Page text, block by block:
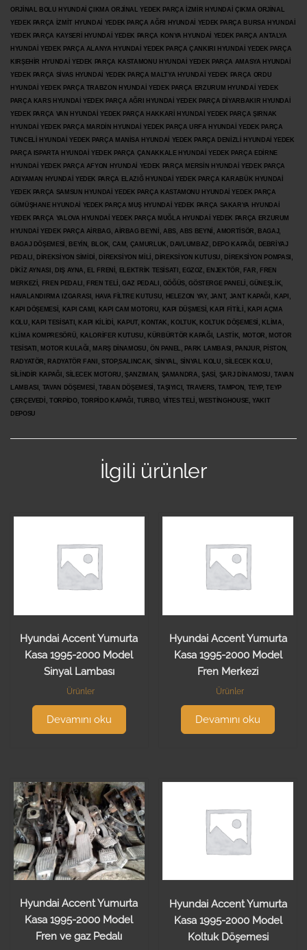
ORJİNAL BOLU HYUNDAİ ÇIKMA ORJİNAL YEDEK PARÇA İZMİR HYUNDAİ ÇIKMA ORJİNAL
YEDEK PARÇA İZMİT HYUNDAİ YEDEK PARÇA AĞRI HYUNDAİ YEDEK PARÇA BURSA HYUNDAİ
YEDEK PARÇA KAYSERİ HYUNDAİ YEDEK PARÇA KONYA HYUNDAİ YEDEK PARÇA ANTALYA
HYUNDAİ YEDEK PARÇA ALANYA HYUNDAİ YEDEK PARÇA ÇANKIRI HYUNDAİ YEDEK PARÇA
KIRŞEHİR HYUNDAİ YEDEK PARÇA KASTAMONU HYUNDAİ YEDEK PARÇA AMASYA HYUNDAİ
YEDEK PARÇA SİVAS HYUNDAİ YEDEK PARÇA MALTYA HYUNDAİ YEDEK PARÇA ORDU
HYUNDAİ YEDEK PARÇA TRABZON HYUNDAİ YEDEK PARÇA ERZURUM HYUNDAİ YEDEK
PARÇA KARS HYUNDAİ YEDEK PARÇA AĞRI HYUNDAİ YEDEK PARÇA DİYARBAKIR HYUNDAİ
YEDEK PARÇA VAN HYUNDAİ YEDEK PARÇA HAKKARİ HYUNDAİ YEDEK PARÇA ŞIRNAK
HYUNDAİ YEDEK PARÇA MARDİN HYUNDAİ YEDEK PARÇA URFA HYUNDAİ YEDEK PARÇA
TUNCELİ HYUNDAİ YEDEK PARÇA MANİSA HYUNDAİ YEDEK PARÇA DENİZLİ HYUNDAİ YEDEK
PARÇA ISPARTA HYUNDAİ YEDEK PARÇA ÇANAKKALE HYUNDAİ YEDEK PARÇA EDİRNE
HYUNDAİ YEDEK PARÇA AFYON HYUNDAİ YEDEK PARÇA MERSİN HYUNDAİ YEDEK PARÇA
ADIYAMAN HYUNDAİ YEDEK PARÇA ELAZIĞ HYUNDAİ YEDEK PARÇA KARABÜK HYUNDAİ
YEDEK PARÇA SAMSUN HYUNDAİ YEDEK PARÇA KASTAMONU HYUNDAİ YEDEK PARÇA
GÜMÜŞHANE HYUNDAİ YEDEK PARÇA MUŞ HYUNDAİ YEDEK PARÇA SAKARYA HYUNDAİ
YEDEK PARÇA YALOVA HYUNDAİ YEDEK PARÇA MUĞLA HYUNDAİ YEDEK PARÇA ERZURUM
HYUNDAİ YEDEK PARÇA AİRBAG, AİRBAG BEYNİ, ABS, ABS BEYNİ, AMORTİSÖR, BAGAJ,
BAGAJ DÖŞEMESİ, BEYİN, BLOK, CAM, ÇAMURLUK, DAVLUMBAZ, DEPO KAPAĞI, DEBRİYAJ
PEDALI, DİREKSİYON SİMİDİ, DİREKSİYON MİLİ, DİREKSİYON KUTUSU, DİREKSİYON POMPASI,
DİKİZ AYNASI, DIŞ AYNA, EL FRENİ, ELEKTRİK TESİSATI, EGZOZ, ENJEKTÖR, FAR, FREN
MERKEZİ, FREN PEDALI, FREN TELİ, GAZ PEDALI, GÖĞÜS, GÖSTERGE PANELİ, GÜNEŞLİK,
HAVALANDIRMA IZGARASI, HAVA FİLTRE KUTUSU, HELEZON YAY, JANT, JANT KAPAĞI, KAPI,
KAPI DÖŞEMESİ, KAPI CAMI, KAPI CAM MOTORU, KAPI DÜŞMESİ, KAPI FİTİLİ, KAPI AÇMA
KOLU, KAPI TESİSATI, KAPI KİLİDİ, KAPUT, KONTAK, KOLTUK, KOLTUK DÖŞEMESİ, KLİMA,
KLİMA KOMPRESÖRÜ, KALORİFER KUTUSU, KÜRBÜRTÖR KAPAĞI, LASTİK, MOTOR, MOTOR
TESİSATI, MOTOR KULAĞI, MARŞ DİNAMOSU, ÖN PANEL, PARK LAMBASI, PANJUR, PİSTON,
RADYATÖR, RADYATÖR FANI, STOP,SALINCAK, SİNYAL, SİNYAL KOLU, SİLECEK KOLU,
SİLİNDİR KAPAĞI, SİLECEK MOTORU, ŞANZIMAN, ŞAMANDRA, ŞASİ, ŞARJ DİNAMOSU, TAVAN
LAMBASI, TAVAN DÖŞEMESİ, TABAN DÖŞEMESİ, TAŞIYICI, TRAVERS, TAMPON, TEYP, TEYP
ÇERÇEVEDİ, TORPİDO, TORPİDO KAPAĞI, TURBO, VİTES TELİ, WESTİNGHOUSE, YAKIT
DEPOSU
İlgili ürünler
Hyundai Accent Yumurta
Kasa 1995-2000 Model
Sinyal Lambası
Ürünler
Devamını oku
Hyundai Accent Yumurta
Kasa 1995-2000 Model
Fren Merkezi
Ürünler
Devamını oku
Hyundai Accent Yumurta
Kasa 1995-2000 Model
Fren ve gaz Pedalı
Hyundai Accent Yumurta
Kasa 1995-2000 Model
Koltuk Döşemesi